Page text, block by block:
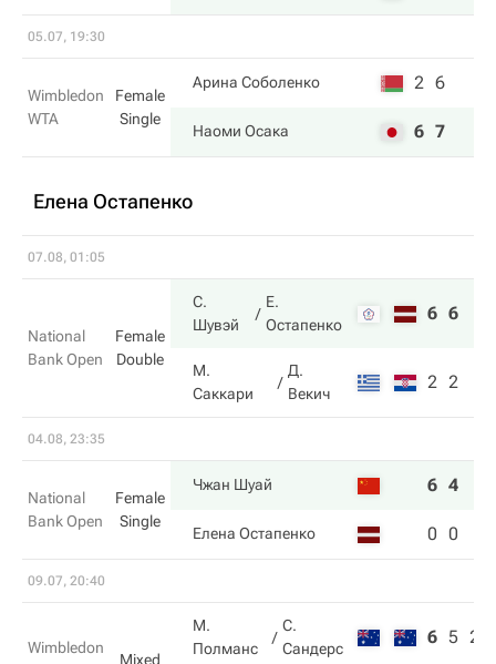
05.07, 19:30
Wimbledon
WTA
Female
Single
Арина Соболенко 2 6
Наоми Осака 6 7
Елена Остапенко
07.08, 01:05
National
Bank Open
Female
Double
С.
Шувэй
Е.
Остапенко
6 6
М.
Саккари
Д.
Векич
2 2
04.08, 23:35
National
Bank Open
Female
Single
Чжан Шуай 6 4
Елена Остапенко 0 0
09.07, 20:40
Wimbledon
Mixed
М.
Полманс
С.
Сандерс
6 5 2